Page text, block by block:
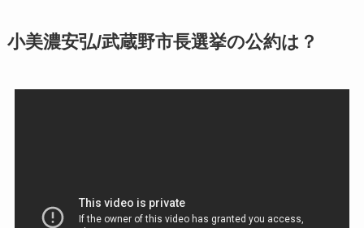
小美濃安弘/武蔵野市長選挙の公約は？